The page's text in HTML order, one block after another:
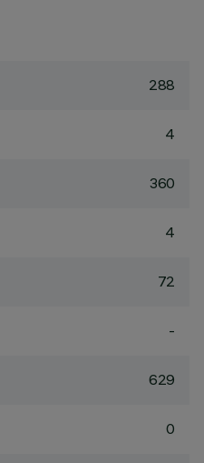
288
4
360
4
72
-
629
0